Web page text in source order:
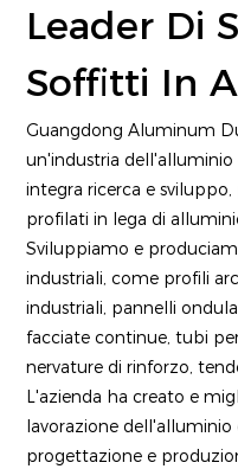
Leader Di
Soffitti In
Guangdong Aluminum
un'industria
integra ricerca e
profilati in lega di
Sviluppiamo e
industriali, come profili
industriali, pannelli
facciate continue, tubi
nervature di rinforzo,
L'azienda ha creato e
lavorazione
progettazione e